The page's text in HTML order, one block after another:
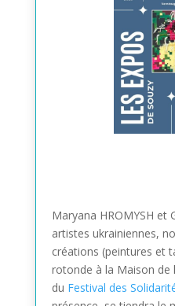
Maryana HROMYSH et
artistes ukrainiennes,
créations (peintures et
rotonde à la Maison de
du Festival des